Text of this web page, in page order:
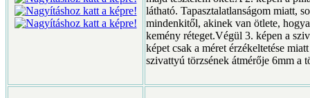
látható. Tapasztalatlanságom miatt,
mindenkitől, akinek van ötlete,
kemény réteget.Végül 3. képen a
képet csak a méret érzékeltetése
szivattyú törzsének átmérője 6mm a